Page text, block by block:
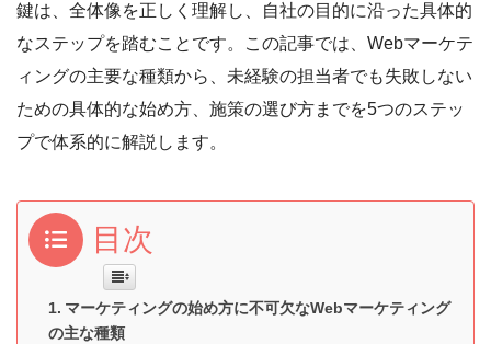
鍵は、全体像を正しく理解し、自社の目的に沿った具体的
なステップを踏むことです。この記事では、Webマーケテ
ィングの主要な種類から、未経験の担当者でも失敗しない
ための具体的な始め方、施策の選び方までを5つのステッ
プで体系的に解説します。
目次
マーケティングの始め方に不可欠なWebマーケティング
の主な種類